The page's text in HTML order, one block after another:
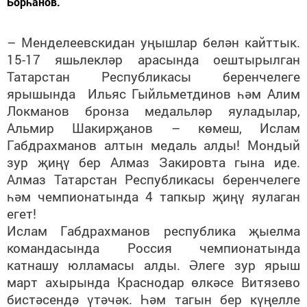
– Менделеевскидан уңышлар белән кайттык.
15-17 яшьлекләр арасында оештырылган
Татарстан Республикасы беренчелеге
ярышында Ильяс Гыйльметдинов һәм Алим
Локманов бронза медальләр яуладылар,
Альмир Шакирҗанов – көмеш, Ислам
Габдрахманов алтын медаль алды! Мондый
зур җиңү бер Алмаз Закировта гына иде.
Алмаз Татарстан Республикасы беренчелеге
һәм чемпионатында 4 тапкыр җиңү яулаган
егет!
Ислам Габдрахманов республика җыелма
командасында Россия чемпионатында
катнашу юлламасы алды. Әлеге зур ярыш
март ахырында Краснодар өлкәсе Витязево
бистәсендә үтәчәк. Һәм тагын бер күңелле